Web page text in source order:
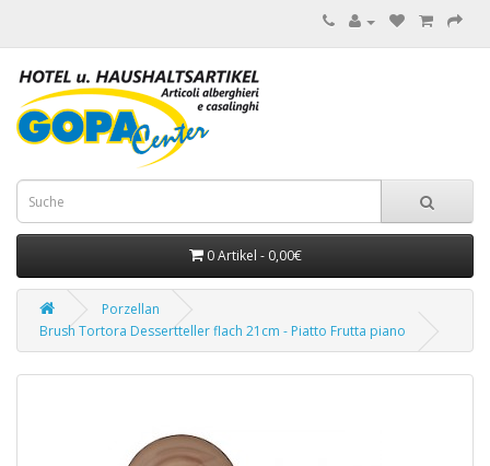
0 Artikel - 0,00€
Porzellan
Brush Tortora Dessertteller flach 21cm - Piatto Frutta piano